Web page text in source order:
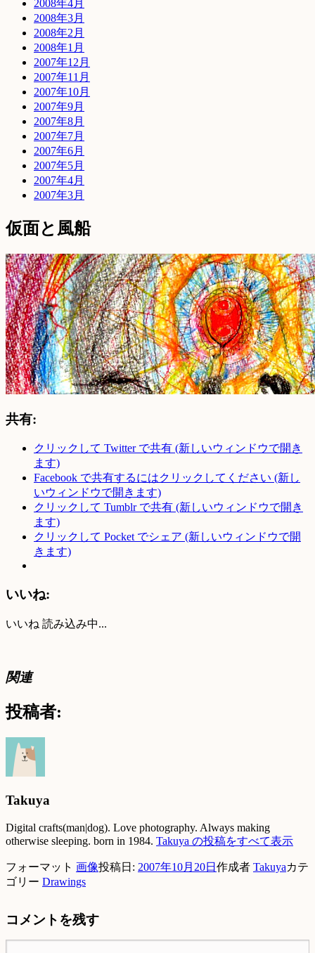
2008年4月
2008年3月
2008年2月
2008年1月
2007年12月
2007年11月
2007年10月
2007年9月
2007年8月
2007年7月
2007年6月
2007年5月
2007年4月
2007年3月
仮面と風船
共有:
クリックして Twitter で共有 (新しいウィンドウで開き
ます)
Facebook で共有するにはクリックしてください (新し
いウィンドウで開きます)
クリックして Tumblr で共有 (新しいウィンドウで開き
ます)
クリックして Pocket でシェア (新しいウィンドウで開
きます)
いいね:
いいね 読み込み中...
関連
投稿者:
Takuya
Digital crafts(man|dog). Love photography. Always making
otherwise sleeping. born in 1984. Takuya の投稿をすべて表示
フォーマット 画像投稿日: 2007年10月20日 作成者 Takuyaカテ
ゴリー Drawings
コメントを残す